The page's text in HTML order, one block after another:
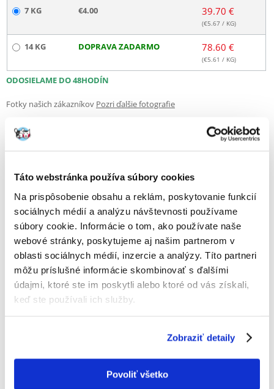
Táto webstránka používa súbory cookies
Na prispôsobenie obsahu a reklám, poskytovanie funkcií
sociálnych médií a analýzu návštevnosti používame
súbory cookie. Informácie o tom, ako používate naše
webové stránky, poskytujeme aj našim partnerom v
oblasti sociálnych médií, inzercie a analýzy. Títo partneri
môžu príslušné informácie skombinovať s ďalšími
údajmi, ktoré ste im poskytli alebo ktoré od vás získali,
keď ste používali ich služby.
Zobraziť detaily
Povoliť všetko
7 KG €4.00 39.70 €
(€5.67 / KG)
14 KG DOPRAVA ZADARMO 78.60 €
(€5.61 / KG)
ODOSIELAME DO 48HODÍN
Fotky našich zákazníkov Pozri ďalšie fotografie
100%
Recommend
100% ZÁKAZNÍCI ODPORÚČAJÚ TENTO PRODUKT
Bezobilné, hypoalergénne krmivo s rybami pre dospelé psy mini a
Toto chutné krmivo plné rýb je deálne pre psy s jemnou, hodvábnou a